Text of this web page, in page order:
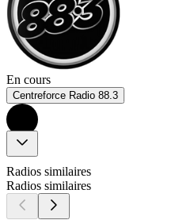
En cours
Centreforce Radio 88.3
Radios similaires
Radios similaires